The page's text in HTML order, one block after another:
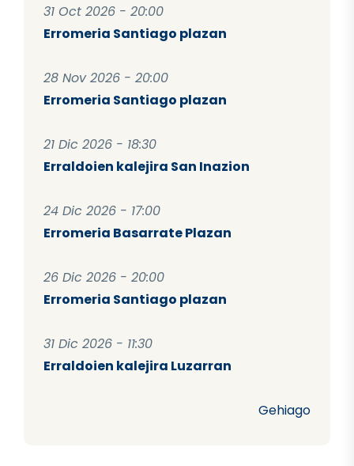
31 Oct 2026 - 20:00
Erromeria Santiago plazan
28 Nov 2026 - 20:00
Erromeria Santiago plazan
21 Dic 2026 - 18:30
Erraldoien kalejira San Inazion
24 Dic 2026 - 17:00
Erromeria Basarrate Plazan
26 Dic 2026 - 20:00
Erromeria Santiago plazan
31 Dic 2026 - 11:30
Erraldoien kalejira Luzarran
Gehiago